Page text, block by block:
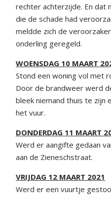
rechter achterzijde. En dat
die de schade had
meldde zich de
onderling geregeld.
WOENSDAG 10 MAART
Stond een woning vol met
Door de brandweer werd
bleek niemand thuis te zijn
het vuur.
DONDERDAG 11 MAART
Werd er aangifte gedaan
aan de Zieneschstraat.
VRIJDAG 12 MAART 2021
Werd er een vuurtje